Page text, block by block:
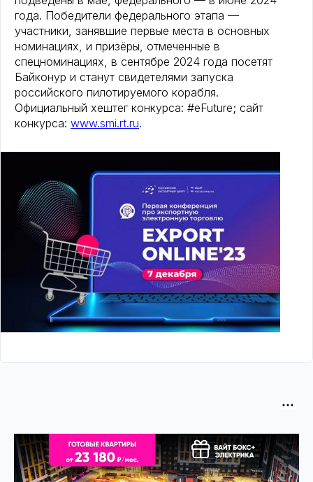
года. Победители федерального этапа —
участники, занявшие первые места в основных
номинациях, и призёры, отмеченные в
спецноминациях, в сентябре 2024 года посетят
Байконур и станут свидетелями запуска
российского пилотируемого корабля.
Официальный хештег конкурса: #eFuture; сайт
конкурса: www.smi.rt.ru.